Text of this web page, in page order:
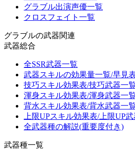
グラブル出演声優一覧
クロスフェイト一覧
グラブルの武器関連
武器総合
全SSR武器一覧
武器スキルの効果量一覧/早見
技巧スキル効果表/技巧武器一
渾身スキル効果表/渾身武器一
背水スキル効果表/背水武器一
上限UPスキル効果表/上限UP
全武器種の解説(重要度付き)
武器種一覧